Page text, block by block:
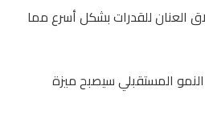
العنان للقدرات بشكل أسرع مما
المستقبلي سيصبح ميزة